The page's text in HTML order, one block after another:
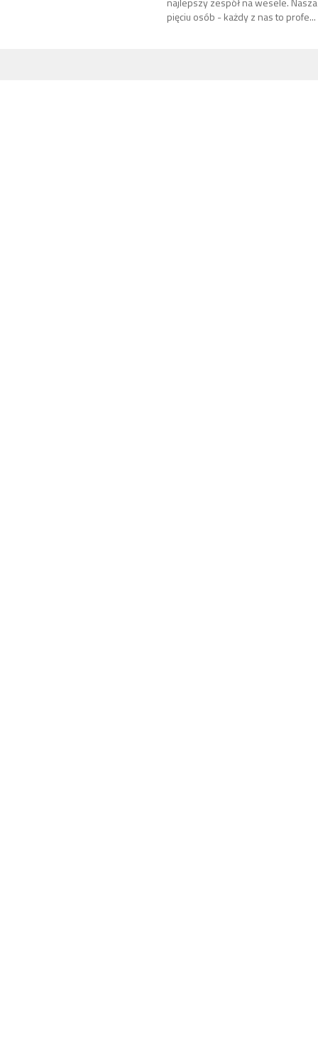
pięciu osób - każdy z nas to profe...